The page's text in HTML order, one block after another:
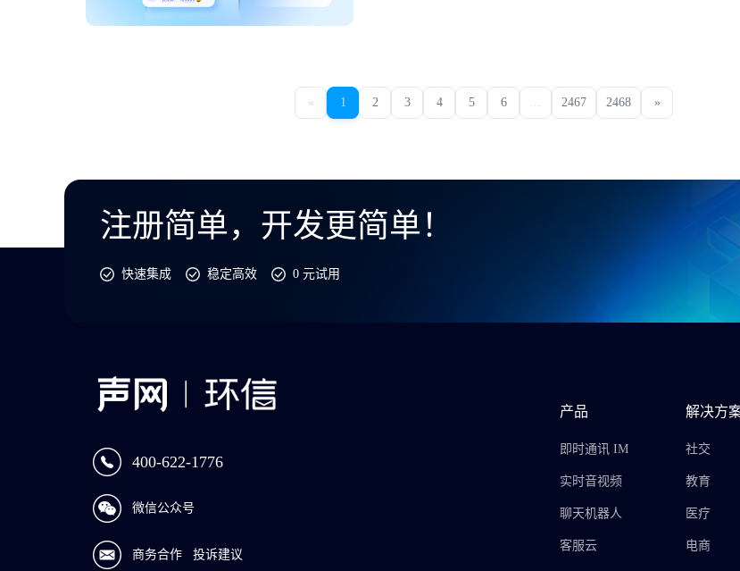
« 1 2 3 4 5 6 2467 2468 »
注册简单，开发更简单！
快速集成 稳定高效 0 元试用
400-622-1776
微信公众号
商务合作 投诉建议
产品
即时通讯 IM
实时音视频
聊天机器人
客服云
解决方
社交
教育
医疗
电商